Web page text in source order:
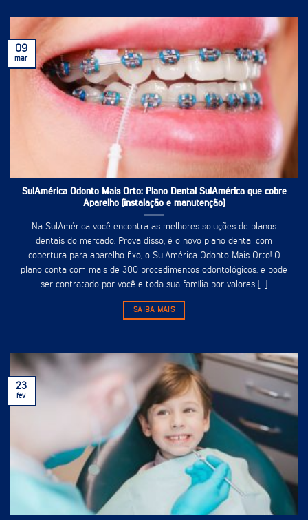
SulAmérica Odonto Mais Orto: Plano Dental SulAmérica que cobre
Aparelho (instalação e manutenção)
Na SulAmérica você encontra as melhores soluções de planos
dentais do mercado. Prova disso, é o novo plano dental com
cobertura para aparelho fixo, o SulAmérica Odonto Mais Orto! O
plano conta com mais de 300 procedimentos odontológicos, e pode
ser contratado por você e toda sua família por valores [...]
SAIBA MAIS
09
mar
23
fev